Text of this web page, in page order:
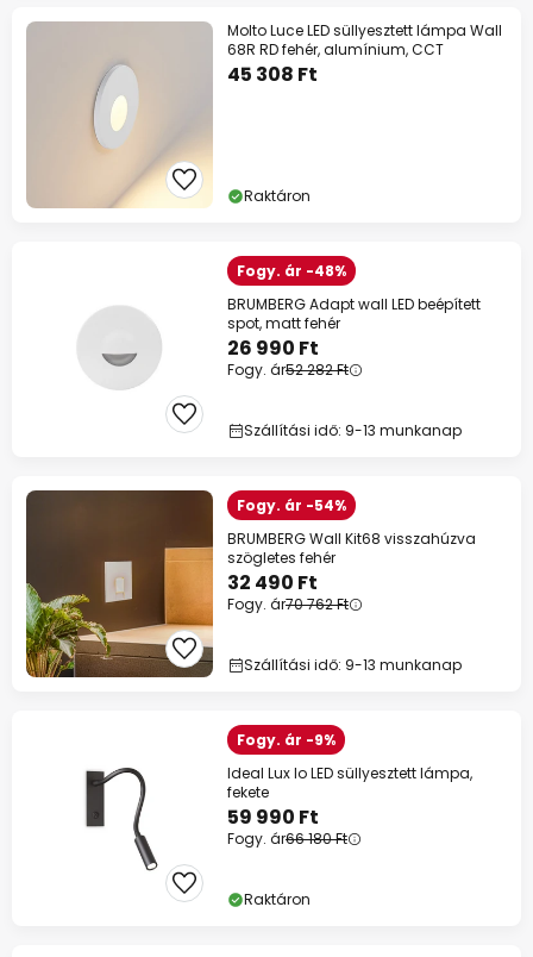
Molto Luce LED süllyesztett lámpa Wall
68R RD fehér, alumínium, CCT
45 308 Ft
Raktáron
Fogy. ár -48%
BRUMBERG Adapt wall LED beépített
spot, matt fehér
26 990 Ft
Fogy. ár52 282 Ft
Szállítási idő: 9-13 munkanap
Fogy. ár -54%
BRUMBERG Wall Kit68 visszahúzva
szögletes fehér
32 490 Ft
Fogy. ár70 762 Ft
Szállítási idő: 9-13 munkanap
Fogy. ár -9%
Ideal Lux Io LED süllyesztett lámpa,
fekete
59 990 Ft
Fogy. ár66 180 Ft
Raktáron